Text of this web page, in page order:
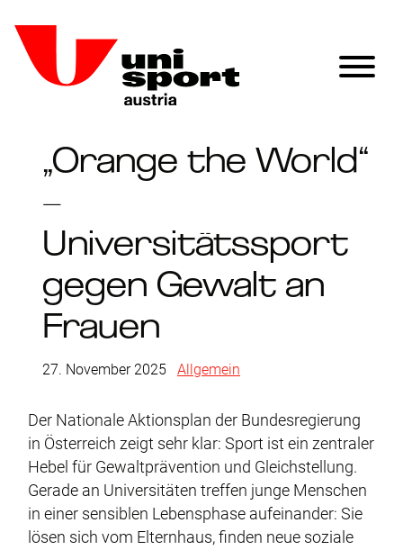
„Orange the World“
–
Universitätssport
gegen Gewalt an
Frauen
27. November 2025 Allgemein
Der Nationale Aktionsplan der Bundesregierung
in Österreich zeigt sehr klar: Sport ist ein zentraler
Hebel für Gewaltprävention und Gleichstellung.
Gerade an Universitäten treffen junge Menschen
in einer sensiblen Lebensphase aufeinander: Sie
lösen sich vom Elternhaus, finden neue soziale